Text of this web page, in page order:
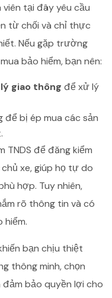
viên tại đây yêu cầu
từ chối và chỉ thực
Nếu gặp trường
bảo hiểm, bạn nên:
giao thông để xử lý
để bị ép mua các sản
TNDS để đăng kiểm
xe, giúp họ tự do
hợp. Tuy nhiên,
rõ thông tin và có
hiểm.
bạn chịu thiệt
thông minh, chọn
bảo quyền lợi cho